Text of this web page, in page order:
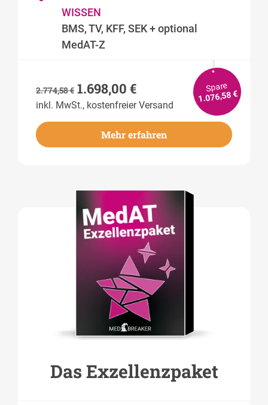
WISSEN
BMS, TV, KFF, SEK + optional
MedAT-Z
Spare
1.076,58€
2.774,58€ 1.698,00 €
inkl. MwSt., kostenfreier Versand
Mehr erfahren
Das Exzellenzpaket